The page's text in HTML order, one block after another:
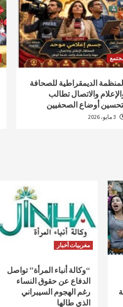
الديمقراطية للصحافة
والاتصال تطالب
أوضاع الصحفيين
مغربيات أخبار
“وكالة أنباء المرأة” تواصل
الدفاع عن حقوق النساء
رغم الهجوم السيبراني
الذي طالها